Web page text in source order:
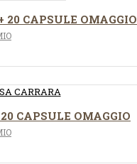
CAPSULE OMAGGIO
CAPSULE OMAGGIO